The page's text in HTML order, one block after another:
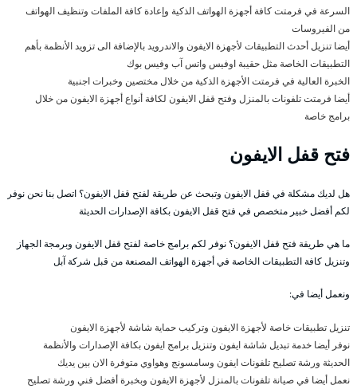
السرعة في فرمتت كافة أجهزة الهواتف الذكية وإعادة كافة الملفات وتنظيف الهواتف
من الفيروسات
أيضا تنزيل أحدث التطبيقات لأجهزة الايفون والاندرويد بالإضافة الى تزويد الأنظمة بأهم
التطبيقات الخاصة مثل حقيبة اوفيس واتس آب وفيس بوك
الخبرة العالية في فرمتت الأجهزة الذكية من خلال مختصين وخبرات اجنبية
أيضا فرمتت تلفونات بالمنزل وفتح قفل الايفون لكافة أنواع أجهزة الايفون من خلال
برامج خاصة
فتح قفل الايفون
هل لديك مشكلة في قفل الايفون وتبحث عن طريقة لفتح قفل الايفون؟ اتصل بنا نحن نوفر
لكم أفضل خبير متخصص في فتح قفل الايفون بكافة الإصدارات الحديثة
ما هي طريقة فتح قفل الايفون؟ نوفر لكم برامج خاصة لفتح قفل الايفون وبرمجة الجهاز
وتنزيل كافة التطبيقات الخاصة في أجهزة الهواتف المصنعة من قبل شركة آبل
ونعمل أيضا في:
تنزيل تطبيقات خاصة لأجهزة الايفون وتركيب حماية شاشة لأجهزة الايفون
نوفر أيضا خدمة تبديل شاشة ايفون وتنزيل برامج ايفون بكافة الإصدارات والأنظمة
الحديثة ورشة تصليح تلفونات ايفون وسامسونج وهواوي متوفرة الان بين يديك
نعمل أيضا في صيانة تلفونات بالمنزل لأجهزة الايفون وبخبرة أفضل فني ورشة تصليح